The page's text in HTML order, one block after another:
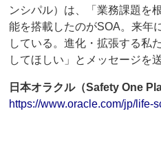
ンシパル）は、「業務課題を
能を搭載したのがSOA。来年
している。進化・拡張する私
してほしい」とメッセージを送
日本オラクル（Safety One
https://www.oracle.com/jp/life-